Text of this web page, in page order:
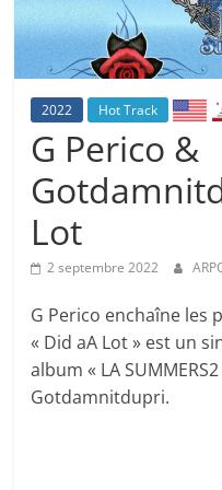
2022 Hot Track
G Perico &
Lot
2 septembre 2022
G Perico enchaîne les
« Did aA Lot » est un
album « LA
Gotdamnitdupri.